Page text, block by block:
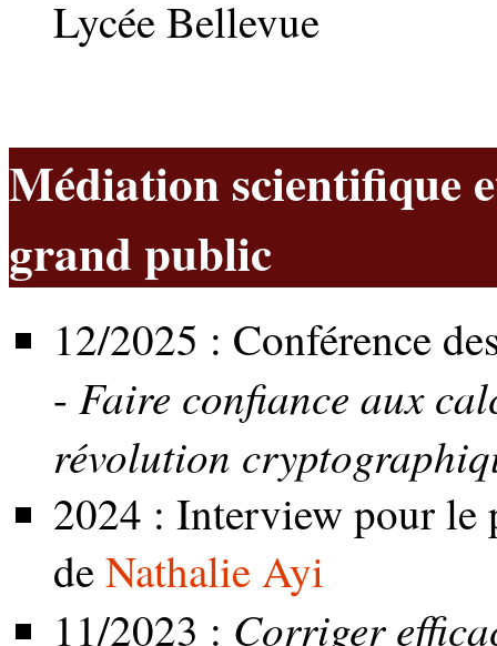
Lycée Bellevue
Médiation scientifique
grand public
12/2025 : Conférence
- Faire confiance aux
révolution
2024 : Interview pour le
deNathalie Ayi
11/2023 : Corriger